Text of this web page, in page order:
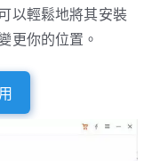
以輕鬆地將其安裝
更你的位置。